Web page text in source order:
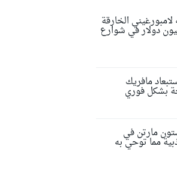
الخارقة
قيمتها 5.9 مليون دولار في شوارع
مافريك
بشكل فوري
مارتن في
جاذبية مما توحي به